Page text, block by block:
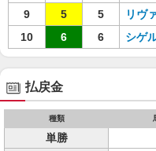
9
5 5 リヴ
10
6 6 シゲ
払戻金
種類
単勝